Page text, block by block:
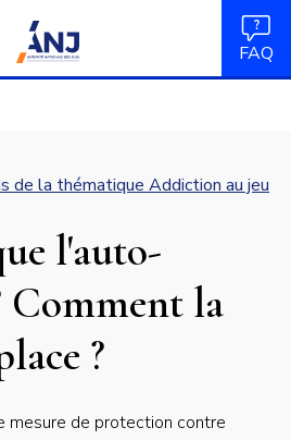
au
accueil
FAQ
de la thématique Addiction au jeu
l'auto-
Comment la
?
mesure de protection contre